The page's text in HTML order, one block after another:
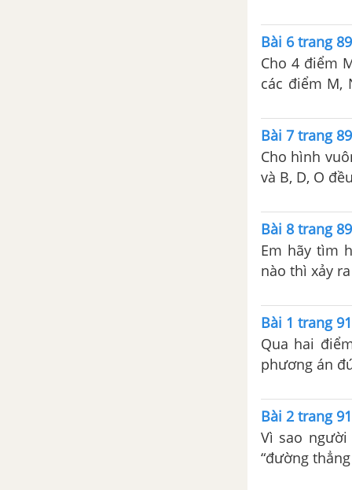
Bài 6 trang
Cho 4 điểm
các điểm M,
Bài 7 trang
Cho hình
và B, D, O
Bài 8 trang
Em hãy tìm
nào thì xảy
Bài 1 trang
Qua hai
phương án
Bài 2 trang
Vì sao
“đường